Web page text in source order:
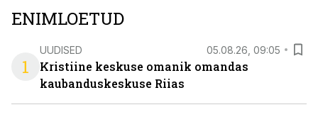
ENIMLOETUD
1
UUDISED 05.08.26, 09:05
Kristiine keskuse omanik omandas
kaubanduskeskuse Riias